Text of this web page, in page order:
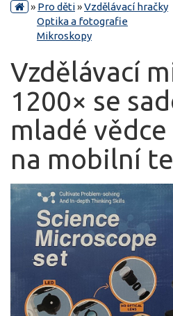
» Pro děti»Vzdělávací hračky
Optika a fotografie
Mikroskopy
Vzdělávací
1200× se
mladé
na mobilní